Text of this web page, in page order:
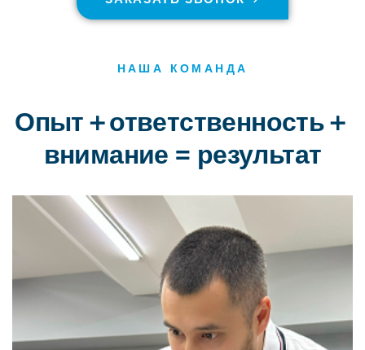
НАША КОМАНДА
Опыт＋ответственность＋
внимание = результат